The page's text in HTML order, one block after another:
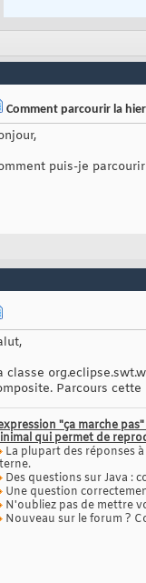
Comment parcourir la
puis-je
classe
Parcours
"ça marche
qui permet de
La plupart des réponses
Des questions sur Java :
Une question
N'oubliez pas de mettre
Nouveau sur le forum ?